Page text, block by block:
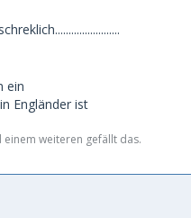
schreklich........................
ein
Engländer ist
weiteren gefällt das.